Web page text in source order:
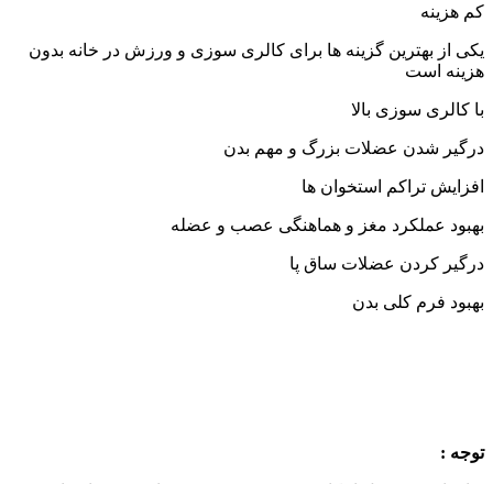
کم هزینه
یکی از بهترین گزینه ها برای کالری سوزی و ورزش در خانه بدون
هزینه است
با کالری سوزی بالا
درگیر شدن عضلات بزرگ و مهم بدن
افزایش تراکم استخوان ها
بهبود عملکرد مغز و هماهنگی عصب و عضله
درگیر کردن عضلات ساق پا
بهبود فرم کلی بدن
توجه :